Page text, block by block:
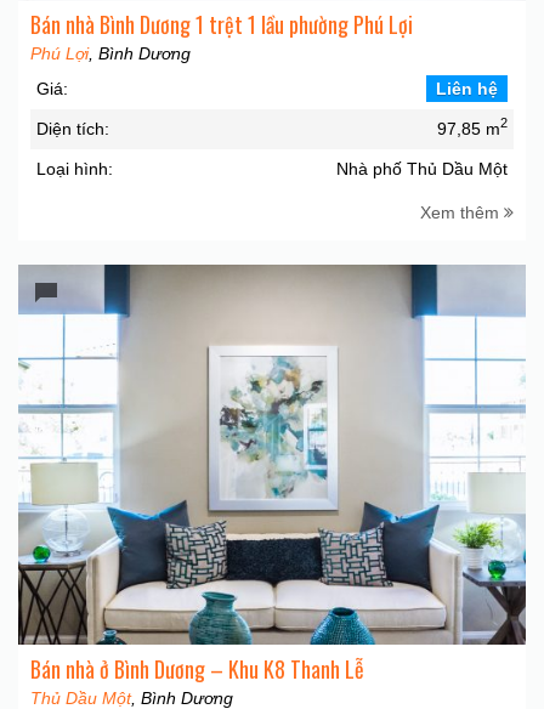
Bán nhà Bình Dương 1 trệt 1 lầu phường Phú Lợi
Phú Lợi, Bình Dương
Giá:
Liên hệ
Diện tích: 97,85 m2
Loại hình: Nhà phố Thủ Dầu Một
Xem thêm
Bán nhà ở Bình Dương – Khu K8 Thanh Lễ
Thủ Dầu Một, Bình Dương